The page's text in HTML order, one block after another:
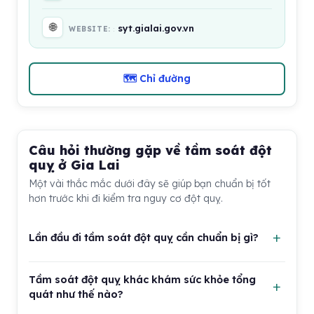
🌐 WEBSITE: syt.gialai.gov.vn
🗺 Chỉ đường
Câu hỏi thường gặp về tầm soát đột
quỵ ở Gia Lai
Một vài thắc mắc dưới đây sẽ giúp bạn chuẩn bị tốt
hơn trước khi đi kiểm tra nguy cơ đột quỵ.
Lần đầu đi tầm soát đột quỵ cần chuẩn bị gì?
có, kết quả khám cũ, toa thuốc đang dùng và ghi lại
các triệu chứng từng xuất hiện. Nếu thường xuyên đo
Tầm soát đột quỵ khác khám sức khỏe tổng
quát như thế nào?